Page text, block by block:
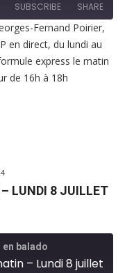
SUBSCRIBE SHARE
Fernand Poirier,
en direct, du lundi au
express le matin
de 16h à 18h
LUNDI 8 JUILLET
en balado
– Lundi 8 juillet 2024